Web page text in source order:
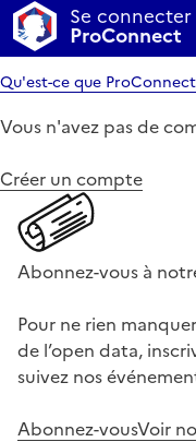
Se connecter
ProConnect
Qu'est-ce que
Vous n'avez pas de
Créer un compte
Abonnez-vous à
Pour ne rien
de l’open data,
suivez nos
Abonnez-vousVoir